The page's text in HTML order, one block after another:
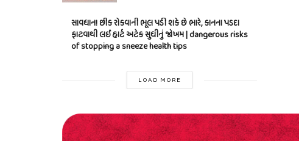
સાવધાન! છીંક રોકવાની ભૂલ પડી શકે છે ભારે, કાનના પડદા
ફાટવાથી લઈ હાર્ટ અટેક સુધીનું જોખમ | dangerous risks
of stopping a sneeze health tips
LOAD MORE